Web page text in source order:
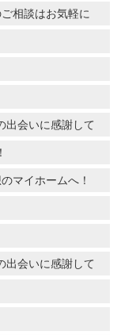
相談はお気軽に
出会いに感謝して
マイホームへ！
出会いに感謝して